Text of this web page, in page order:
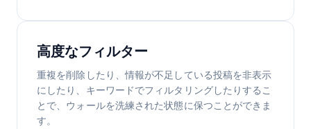
高度なフィルター
重複を削除したり、情報が不足している投稿を非表示
にしたり、キーワードでフィルタリングしたりするこ
とで、ウォールを洗練された状態に保つことができま
す。